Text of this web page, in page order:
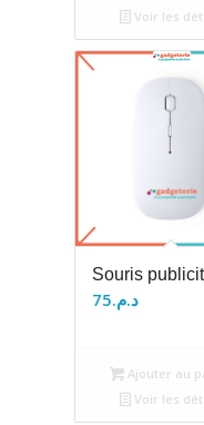
Voir les
Souris
د.م.75
Ajouter au
Voir les